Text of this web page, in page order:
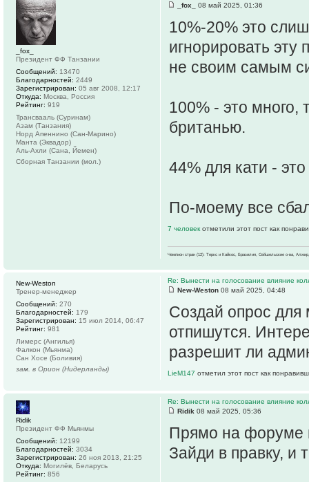
_fox_
08 май 2025, 01:36
10%-20% это
игнорировать эту
не своим самым
100% - это много,
британью.
44% для кати -
По-моему все
7 человек отметили этот пост как
Чемпион стран (12): Теркс и Кайкос, Бразилия, Сейшельские о-ва,
_fox_
Президент ФФ Танзании
Сообщений: 13470
Благодарностей: 2449
Зарегистрирован: 05 авг 2008, 12:17
Откуда: Москва, Россия
Рейтинг: 919
Трансвааль (Суринам)
Азам (Танзания)
Норд Апеннино (Сан-Марино)
Манта (Эквадор)
Аль-Ахли (Сана, Йемен)
Сборная Танзании (мол.)
Re: Вынести на голосование влияние
New-Weston 08 май 2025, 04:48
Создай опрос
отпишутся.
разрешит ли
LieM147 отметил этот пост как
New-Weston
Тренер-менеджер
Сообщений: 270
Благодарностей: 179
Зарегистрирован: 15 июл 2014, 06:47
Рейтинг: 981
Лимерс (Ангилья)
Фалкон (Мьянма)
Сан Хосе (Боливия)
зам. в Орион (Нидерланды)
Re: Вынести на голосование влияние
Ridik 08 май 2025, 05:36
Прямо на форуме
Зайди в правку, и
Ridik
Президент ФФ Мьянмы
Сообщений: 12199
Благодарностей: 3034
Зарегистрирован: 26 ноя 2013, 21:25
Откуда: Могилёв, Беларусь
Рейтинг: 856